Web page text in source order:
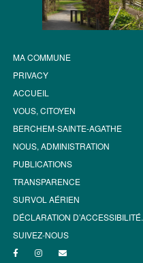
MA COMMUNE
PRIVACY
ACCUEIL
VOUS, CITOYEN
BERCHEM-SAINTE-AGATHE
NOUS, ADMINISTRATION
PUBLICATIONS
TRANSPARENCE
SURVOL AÉRIEN
DÉCLARATION D’ACCESSIBILITÉ.
SUIVEZ-NOUS